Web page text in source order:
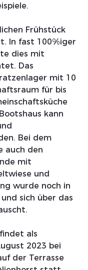
Frühstück
In fast 100%iger
dies mit
Das
mit 10
für bis
kann
Bei dem
auch den
mit
und
wurde noch in
sich über das
als
2023 bei
der Terrasse